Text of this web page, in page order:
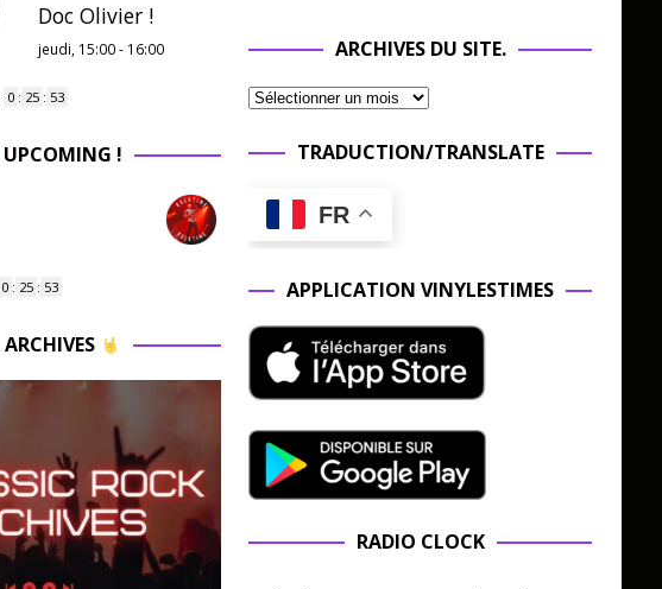
Doc Olivier !
jeudi, 15:00 - 16:00
0 : 25 : 52
UPCOMING !
0 : 25 : 52
ARCHIVES
ARCHIVES DU SITE.
TRADUCTION/TRANSLATE
FR
APPLICATION VINYLESTIMES
RADIO CLOCK